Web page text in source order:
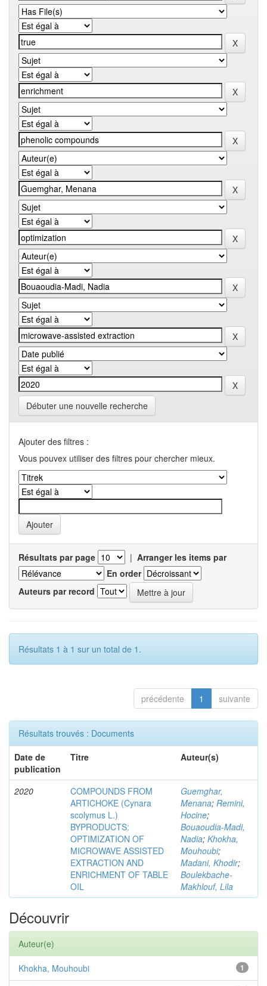
Débuter une nouvelle recherche
Ajouter des filtres :
Vous pouvex utiliser des filtres pour chercher mieux.
Résultats par page | Arranger les items par
En order
Auteurs par record
Résultats 1 à 1 sur un total de 1.
précédente 1 suivante
Résultats trouvés : Documents
Date de
publication
Titre Auteur(s)
2020
COMPOUNDS FROM
ARTICHOKE (Cynara
scolymus L.)
BYPRODUCTS:
OPTIMIZATION OF
MICROWAVE ASSISTED
EXTRACTION AND
ENRICHMENT OF TABLE
OIL
Guemghar,
Menana; Remini,
Hocine;
Bouaoudia-Madi,
Nadia; Khokha,
Mouhoubi;
Madani, Khodir;
Boulekbache-
Makhlouf, Lila
Découvrir
Auteur(e)
1
Khokha, Mouhoubi